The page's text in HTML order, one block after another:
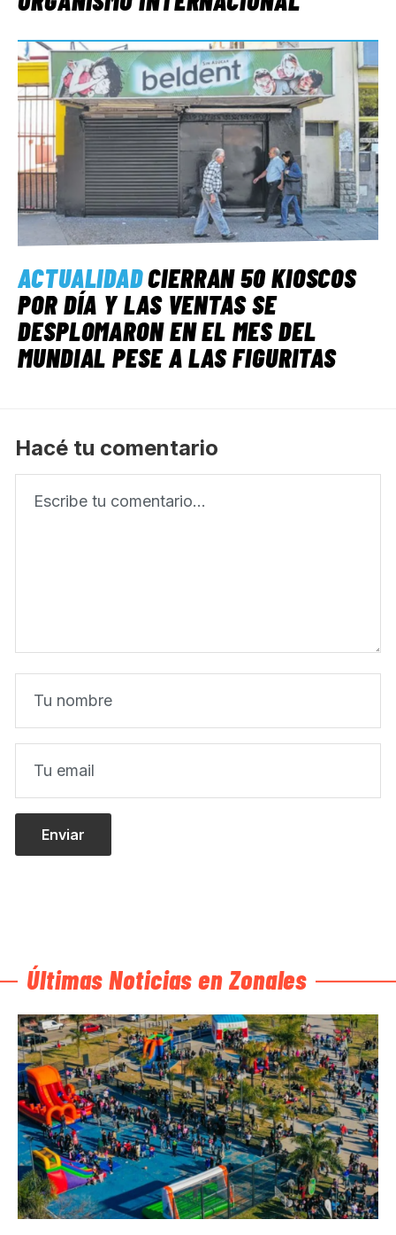
ACTUALIDADCIERRAN 50 KIOSCOS
POR DÍA Y LAS VENTAS SE
DESPLOMARON EN EL MES DEL
MUNDIAL PESE A LAS FIGURITAS
Hacé tu comentario
Últimas Noticias en Zonales